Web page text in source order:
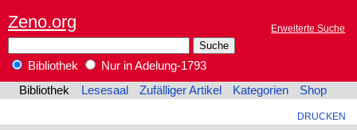
Zeno.org Erweiterte Suche
Bibliothek
Nur in Adelung-1793
Bibliothek
Lesesaal Zufälliger Artikel Kategorien Shop
DRUCKEN